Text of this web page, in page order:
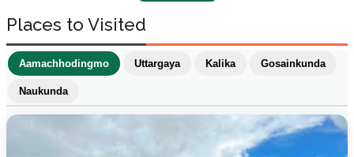
Places to Visited
Aamachhodingmo Uttargaya Kalika Gosainkunda
Naukunda